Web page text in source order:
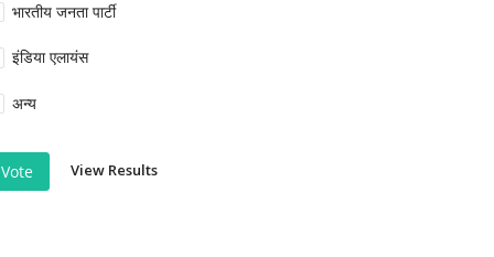
भारतीय जनता पार्टी
इंडिया एलायंस
अन्य
Vote View Results